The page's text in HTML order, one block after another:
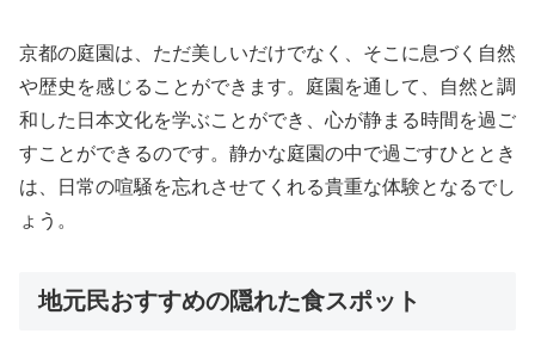
京都の庭園は、ただ美しいだけでなく、そこに息づく自然
や歴史を感じることができます。庭園を通して、自然と調
和した日本文化を学ぶことができ、心が静まる時間を過ご
すことができるのです。静かな庭園の中で過ごすひととき
は、日常の喧騒を忘れさせてくれる貴重な体験となるでし
ょう。
地元民おすすめの隠れた食スポット